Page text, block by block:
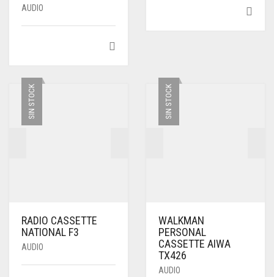
AUDIO
SIN STOCK
RADIO CASSETTE
NATIONAL F3
AUDIO
SIN STOCK
WALKMAN
PERSONAL
CASSETTE AIWA
TX426
AUDIO